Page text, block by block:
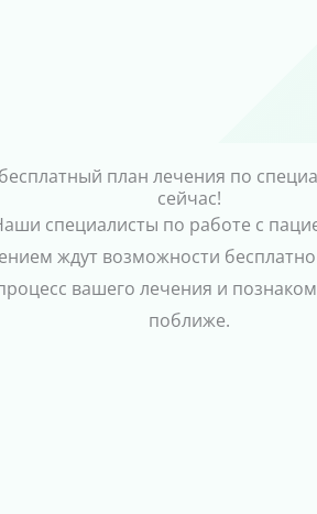
план лечения по
сейчас!
специалисты по работе с
ждут возможности
вашего лечения и
поближе.